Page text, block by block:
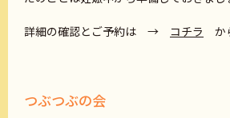
詳細の確認とご予約は → コチラ か
つぶつぶの会